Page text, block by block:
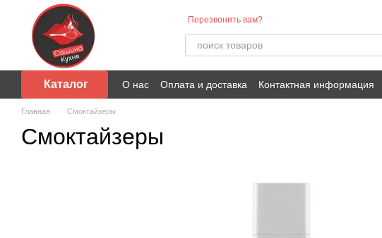
Перейти к основному контенту
Перезвонить вам?
Каталог О нас Оплата и доставка Контактная информация
Главная Смоктайзеры
Смоктайзеры